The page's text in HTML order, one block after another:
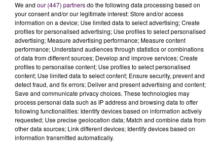
We and our (447) partnersdo the following data processing based on
your consent and/or our legitimate interest: Store and/or access
information on a device; Use limited data to select advertising; Create
profiles for personalised advertising; Use profiles to select personalised
advertising; Measure advertising performance; Measure content
performance; Understand audiences through statistics or combinations
of data from different sources; Develop and improve services; Create
profiles to personalise content; Use profiles to select personalised
content; Use limited data to select content; Ensure security, prevent and
detect fraud, and fix errors; Deliver and present advertising and content;
Save and communicate privacy choices. These technologies may
process personal data such as IP address and browsing data to offer
following functionalities: Identify devices based on information actively
requested; Use precise geolocation data; Match and combine data from
other data sources; Link different devices; Identify devices based on
information transmitted automatically.